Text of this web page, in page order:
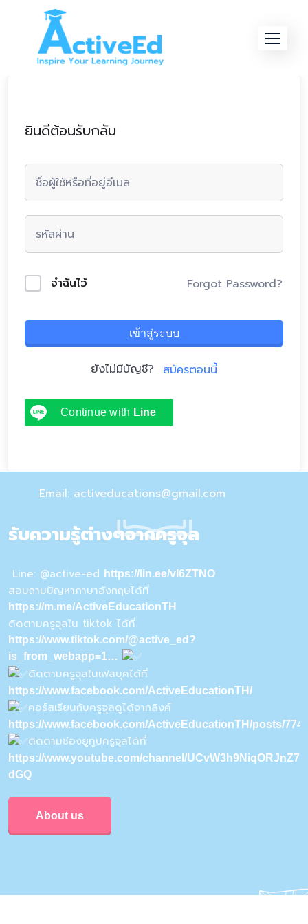
content
ยินดีต้อนรับกลับ
จำฉันไว้ Forgot Password?
เข้าสู่ระบบ
ยังไม่มีบัญชี? สมัครตอนนี้
Continue with Line
Email: activeducations@gmail.com
รับความรู้ต่างๆจากครูจุล
Line: @active-ed https://lin.ee/vI6ZTNO
สอบถามปัญหาภาษาอังกฤษได้ที่
https://m.me/ActiveEducationTH
ติดตามครูจุลใน tiktok ได้ที่
https://www.tiktok.com/@active_ed?
is_from_webapp=1…
ติดตามครูจุลในเฟสบุคได้ที่
https://www.facebook.com/ActiveEducationTH/
คอร์สเรียนกับครูจุลดูได้จากลิงค์
https://www.facebook.com/ActiveEducationTH/posts/
ติดตามช่องยูทูปครูจุลได้ที่
https://www.youtube.com/channel/
dGQ
About us